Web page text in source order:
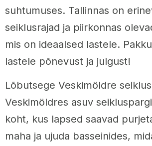
suhtumuses. Tallinnas on
seiklusrajad ja piirkonnas
mis on ideaalsed lastele.
lastele põnevust ja julgust!
Lõbutsege Veskimöldre
Veskimöldres asuv
koht, kus lapsed saavad
maha ja ujuda basseinides,